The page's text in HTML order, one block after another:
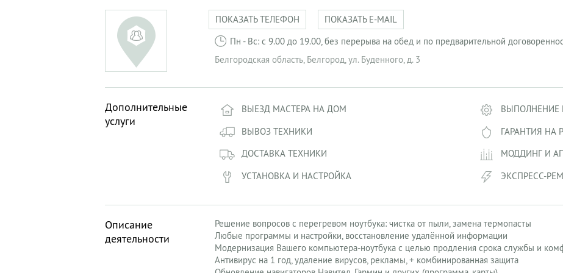
ПОКАЗАТЬ ТЕЛЕФОН ПОКАЗАТЬ E-MAIL
Пн - Вс: с 9.00 до 19.00, без перерыва на обед и по предварительной
Белгородская область, Белгород,ул. Буденного, д. 3
Дополнительные
услуги
ВЫЕЗД МАСТЕРА НА ДОМ
ВЫВОЗ ТЕХНИКИ
ДОСТАВКА ТЕХНИКИ
УСТАНОВКА И НАСТРОЙКА
ВЫПОЛНЕНИЕ
ГАРАНТИЯ НА
МОДДИНГ И
ЭКСПРЕСС-
Описание
деятельности
Решение вопросов с перегревом ноутбука: чистка от пыли, замена термопасты
Любые программы и настройки, восстановление удалённой информации
Модернизация Вашего компьютера-ноутбука с целью продления срока службы и
Антивирус на 1 год, удаление вирусов, рекламы, + комбинированная защита